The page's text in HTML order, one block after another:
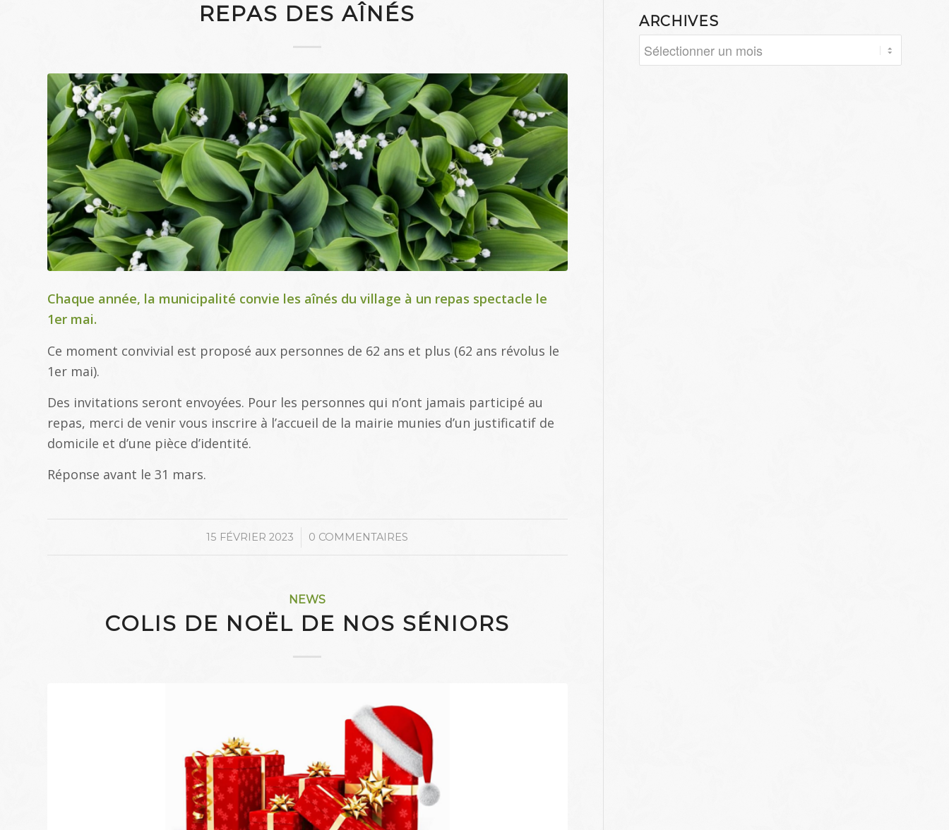
REPAS DES AÎNÉS
Chaque année, la municipalité convie les aînés du village à un repas spectacle le
1er mai.
Ce moment convivial est proposé aux personnes de 62 ans et plus (62 ans révolus le
1er mai).
Des invitations seront envoyées. Pour les personnes qui n’ont jamais participé au
repas, merci de venir vous inscrire à l’accueil de la mairie munies d’un justificatif de
domicile et d’une pièce d’identité.
Réponse avant le 31 mars.
15 FÉVRIER 2023
/ 0 COMMENTAIRES
NEWS
COLIS DE NOËL DE NOS SÉNIORS
ARCHIVES